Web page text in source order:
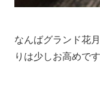
なんばグランド花
りは少しお高めです